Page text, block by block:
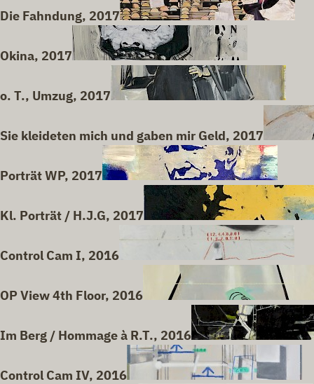
Die Fahndung, 2017
Okina, 2017
o. T., Umzug, 2017
Sie kleideten mich und gaben mir Geld, 2017
Porträt WP, 2017
Kl. Porträt / H.J.G, 2017
Control Cam I, 2016
OP View 4th Floor, 2016
Im Berg / Hommage à R.T., 2016
Control Cam IV, 2016